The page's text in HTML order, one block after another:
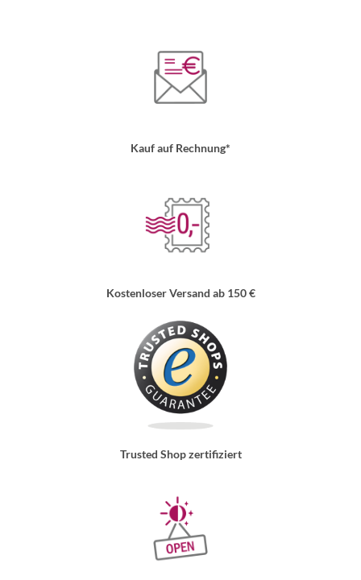
Kauf auf Rechnung*
Kostenloser Versand ab 150 €
Trusted Shop zertifiziert